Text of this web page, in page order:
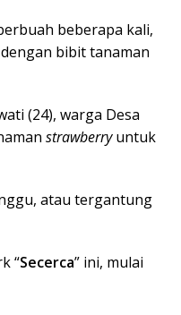
beberapa kali,
bibit tanaman
(24), warga Desa
strawberryuntuk
atau tergantung
“Secerca” ini, mulai